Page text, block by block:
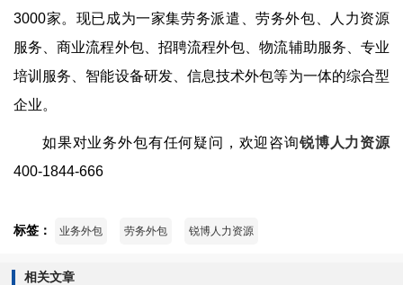
3000家。现已成为一家集劳务派遣、劳务外包、人力资源
服务、商业流程外包、招聘流程外包、物流辅助服务、专业
培训服务、智能设备研发、信息技术外包等为一体的综合型
企业。
如果对业务外包有任何疑问，欢迎咨询锐博人力资源
400-1844-666
标签： 业务外包 劳务外包 锐博人力资源
相关文章